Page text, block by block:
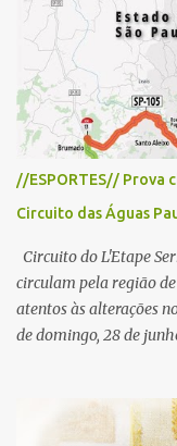
i
s
//ESPORTES// Prova
Circuito das Águas
Circuito do L'Etape
circulam pela região
atentos às alterações
de domingo, 28 de
reunirá atletas de
passando pelos